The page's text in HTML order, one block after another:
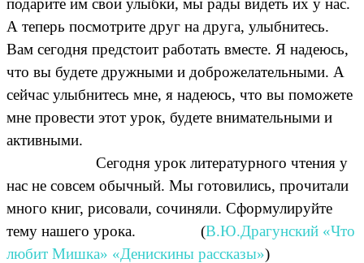
подарите им свои улыбки, мы рады видеть их у нас.
А теперь посмотрите друг на друга, улыбнитесь.
Вам сегодня предстоит работать вместе. Я надеюсь,
что вы будете дружными и доброжелательными. А
сейчас улыбнитесь мне, я надеюсь, что вы поможете
мне провести этот урок, будете внимательными и
активными.
Сегодня урок литературного чтения у
нас не совсем обычный. Мы готовились, прочитали
много книг, рисовали, сочиняли. Сформулируйте
тему нашего урока. (В.Ю.Драгунский «Что
любит Мишка» «Денискины рассказы»)